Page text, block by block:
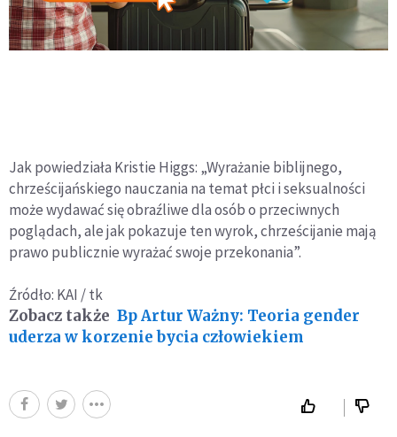
Jak powiedziała Kristie Higgs: „Wyrażanie biblijnego,
chrześcijańskiego nauczania na temat płci i seksualności
może wydawać się obraźliwe dla osób o przeciwnych
poglądach, ale jak pokazuje ten wyrok, chrześcijanie mają
prawo publicznie wyrażać swoje przekonania”.
Źródło: KAI / tk
Zobacz także Bp Artur Ważny: Teoria gender
uderza w korzenie bycia człowiekiem